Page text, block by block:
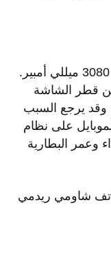
دعمت شاومي موبايلها ببطارية بسعة 3080 ميللي أمبير.
من قطر الشاشة
وقد يرجع السبب
على نظام
وعمر البطارية
شاومي ريدمي